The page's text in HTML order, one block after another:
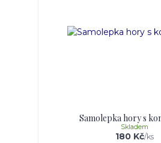
Samolepka hory s
180 Kč/ks
Skladem